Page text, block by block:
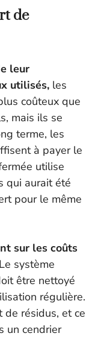
de
leur
utilisés, les
coûteux que
mais ils se
terme, les
à payer le
utilise
qui aurait été
pour le même
sur les coûts
système
être nettoyé
régulière.
de résidus, et ce
un cendrier